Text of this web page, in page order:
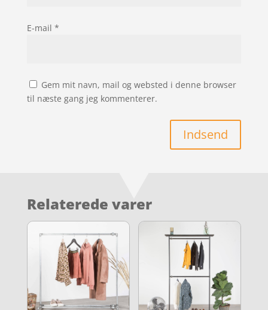
E-mail *
Gem mit navn, mail og websted i denne browser
til næste gang jeg kommenterer.
Indsend
Relaterede varer